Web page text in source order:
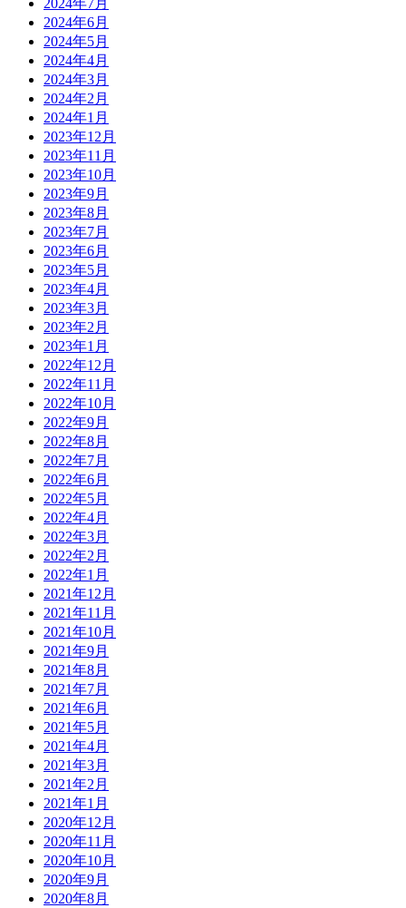
2024年6月
2024年5月
2024年4月
2024年3月
2024年2月
2024年1月
2023年12月
2023年11月
2023年10月
2023年9月
2023年8月
2023年7月
2023年6月
2023年5月
2023年4月
2023年3月
2023年2月
2023年1月
2022年12月
2022年11月
2022年10月
2022年9月
2022年8月
2022年7月
2022年6月
2022年5月
2022年4月
2022年3月
2022年2月
2022年1月
2021年12月
2021年11月
2021年10月
2021年9月
2021年8月
2021年7月
2021年6月
2021年5月
2021年4月
2021年3月
2021年2月
2021年1月
2020年12月
2020年11月
2020年10月
2020年9月
2020年8月